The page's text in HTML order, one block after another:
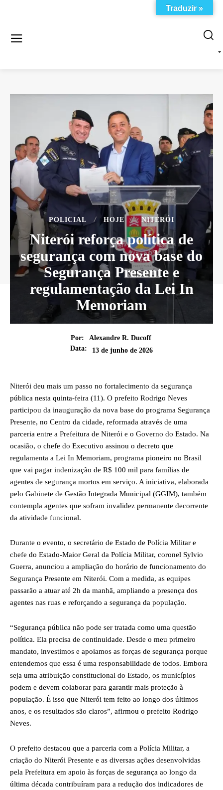
POLICIAL HOJE NITERÓI
Niterói reforça política de
segurança com nova base do
Segurança Presente e
regulamentação da Lei In
Memoriam
Por:
Alexandre R. Ducoff
Data:
13 de junho de 2026
Niterói deu mais um passo no fortalecimento da segurança
pública nesta quinta-feira (11). O prefeito Rodrigo Neves
participou da inauguração da nova base do programa Segurança
Presente, no Centro da cidade, reformada através de uma
parceria entre a Prefeitura de Niterói e o Governo do Estado. Na
ocasião, o chefe do Executivo assinou o decreto que
regulamenta a Lei In Memoriam, programa pioneiro no Brasil
que vai pagar indenização de R$ 100 mil para famílias de
agentes de segurança mortos em serviço. A iniciativa, elaborada
pelo Gabinete de Gestão Integrada Municipal (GGIM), também
contempla agentes que sofram invalidez permanente decorrente
da atividade funcional.
Durante o evento, o secretário de Estado de Polícia Militar e
chefe do Estado-Maior Geral da Polícia Militar, coronel Sylvio
Guerra, anunciou a ampliação do horário de funcionamento do
Segurança Presente em Niterói. Com a medida, as equipes
passarão a atuar até 2h da manhã, ampliando a presença dos
agentes nas ruas e reforçando a segurança da população.
“Segurança pública não pode ser tratada como uma questão
política. Ela precisa de continuidade. Desde o meu primeiro
mandato, investimos e apoiamos as forças de segurança porque
entendemos que essa é uma responsabilidade de todos. Embora
seja uma atribuição constitucional do Estado, os municípios
podem e devem colaborar para garantir mais proteção à
população. É isso que Niterói tem feito ao longo dos últimos
anos, e os resultados são claros”, afirmou o prefeito Rodrigo
Neves.
O prefeito destacou que a parceria com a Polícia Militar, a
criação do Niterói Presente e as diversas ações desenvolvidas
pela Prefeitura em apoio às forças de segurança ao longo da
última década contribuíram para a redução dos indicadores de
Traduzir »